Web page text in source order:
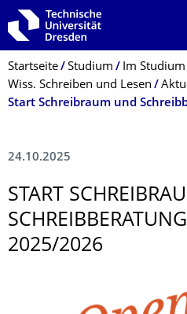
Zur Hauptnavigation springen
Zur Suche springen
Zum Inhalt springen
Breadcrumb-Menü
Startseite Studium Im Studium
Wiss. Schreiben und Lesen
24.10.2025
START
2025/2026